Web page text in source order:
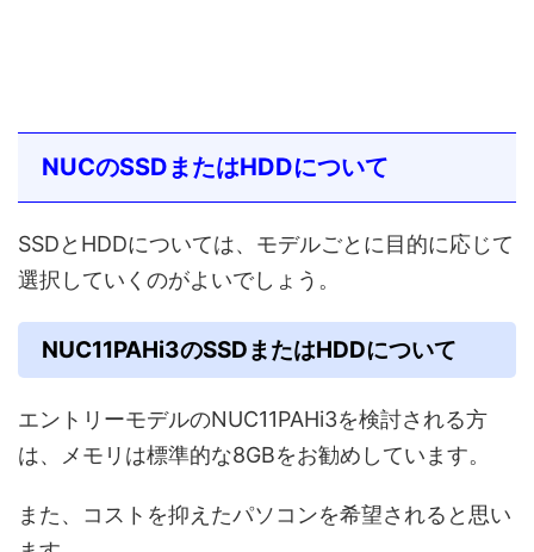
NUCのSSDまたはHDDについて
SSDとHDDについては、モデルごとに目的に応じて
選択していくのがよいでしょう。
NUC11PAHi3のSSDまたはHDDについて
エントリーモデルのNUC11PAHi3を検討される方
は、メモリは標準的な8GBをお勧めしています。
また、コストを抑えたパソコンを希望されると思い